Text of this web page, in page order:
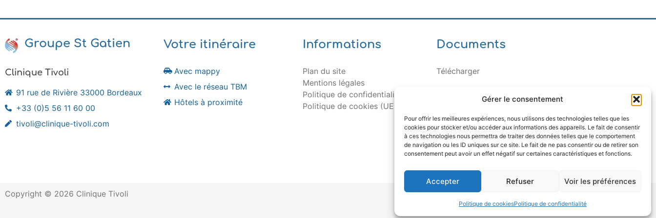
Gérer le consentement
Pour offrir les meilleures expériences, nous utilisons des technologies telles que les
cookies pour stocker et/ou accéder aux informations des appareils. Le fait de consentir
à ces technologies nous permettra de traiter des données telles que le comportement
de navigation ou les ID uniques sur ce site. Le fait de ne pas consentir ou de retirer son
consentement peut avoir un effet négatif sur certaines caractéristiques et fonctions.
Accepter Refuser Voir les préférences
Politique de cookiesPolitique de confidentialité
Groupe St Gatien
Clinique Tivoli
91 rue de Rivière 33000 Bordeaux
+33 (0)5 56 11 60 00
tivoli@clinique-tivoli.com
Votre itinéraire
Avec mappy
Avec le réseau TBM
Hôtels à proximité
Informations
Plan du site
Mentions légales
Politique de confidentialité
Politique de cookies (UE)
Documents
Télécharger
Copyright © 2026 Clinique Tivoli